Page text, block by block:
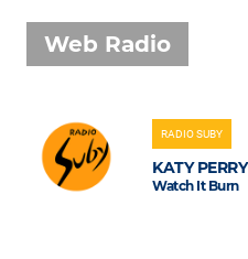
Web Radio
RADIO SUBY
KATY PERRY
Watch It Burn